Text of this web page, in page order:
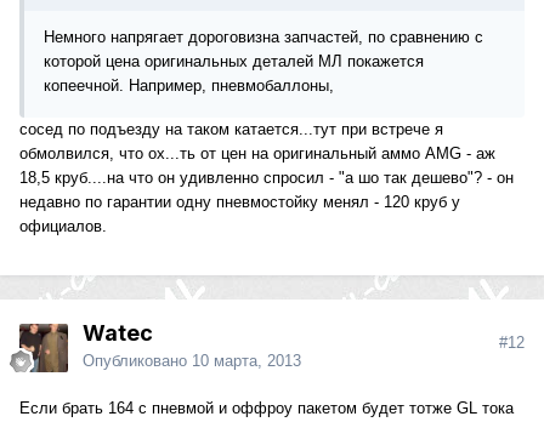
Немного напрягает дороговизна запчастей, по сравнению с
которой цена оригинальных деталей МЛ покажется
копеечной. Например, пневмобаллоны,
сосед по подъезду на таком катается...тут при встрече я
обмолвился, что ох...ть от цен на оригинальный аммо AMG - аж
18,5 круб....на что он удивленно спросил - "а шо так дешево"? - он
недавно по гарантии одну пневмостойку менял - 120 круб у
официалов.
Watec
Опубликовано 10 марта, 2013
#12
Если брать 164 с пневмой и оффроу пакетом будет тотже GL тока